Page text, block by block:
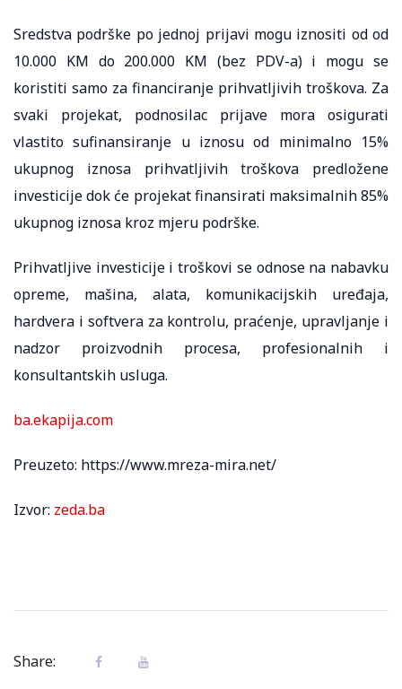
Sredstva podrške po jednoj prijavi mogu iznositi od od
10.000 KM do 200.000 KM (bez PDV-a) i mogu se
koristiti samo za financiranje prihvatljivih troškova. Za
svaki projekat, podnosilac prijave mora osigurati
vlastito sufinansiranje u iznosu od minimalno 15%
ukupnog iznosa prihvatljivih troškova predložene
investicije dok će projekat finansirati maksimalnih 85%
ukupnog iznosa kroz mjeru podrške.
Prihvatljive investicije i troškovi se odnose na nabavku
opreme, mašina, alata, komunikacijskih uređaja,
hardvera i softvera za kontrolu, praćenje, upravljanje i
nadzor proizvodnih procesa, profesionalnih i
konsultantskih usluga.
ba.ekapija.com
Preuzeto: https://www.mreza-mira.net/
Izvor: zeda.ba
Share: